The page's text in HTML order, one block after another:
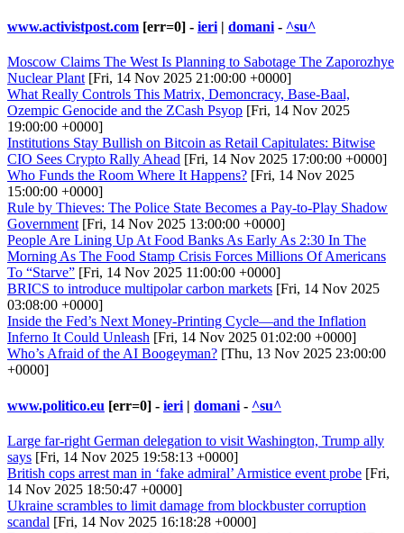
www.activistpost.com [err=0] - ieri | domani - ^su^
Moscow Claims The West Is Planning to Sabotage The Zaporozhye
Nuclear Plant [Fri, 14 Nov 2025 21:00:00 +0000]
What Really Controls This Matrix, Demoncracy, Base-Baal,
Ozempic Genocide and the ZCash Psyop [Fri, 14 Nov 2025
19:00:00 +0000]
Institutions Stay Bullish on Bitcoin as Retail Capitulates: Bitwise
CIO Sees Crypto Rally Ahead [Fri, 14 Nov 2025 17:00:00 +0000]
Who Funds the Room Where It Happens? [Fri, 14 Nov 2025
15:00:00 +0000]
Rule by Thieves: The Police State Becomes a Pay-to-Play Shadow
Government [Fri, 14 Nov 2025 13:00:00 +0000]
People Are Lining Up At Food Banks As Early As 2:30 In The
Morning As The Food Stamp Crisis Forces Millions Of Americans
To “Starve” [Fri, 14 Nov 2025 11:00:00 +0000]
BRICS to introduce multipolar carbon markets [Fri, 14 Nov 2025
03:08:00 +0000]
Inside the Fed’s Next Money-Printing Cycle—and the Inflation
Inferno It Could Unleash [Fri, 14 Nov 2025 01:02:00 +0000]
Who’s Afraid of the AI Boogeyman? [Thu, 13 Nov 2025 23:00:00
+0000]
www.politico.eu [err=0] - ieri | domani - ^su^
Large far-right German delegation to visit Washington, Trump ally
says [Fri, 14 Nov 2025 19:58:13 +0000]
British cops arrest man in ‘fake admiral’ Armistice event probe [Fri,
14 Nov 2025 18:50:47 +0000]
Ukraine scrambles to limit damage from blockbuster corruption
scandal [Fri, 14 Nov 2025 16:18:28 +0000]